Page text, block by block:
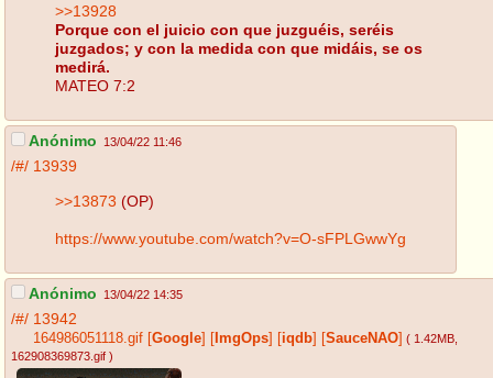
>>13928
Porque con el juicio con que juzguéis, seréis
juzgados; y con la medida con que midáis, se os
medirá.
MATEO 7:2
Anónimo 13/04/22 11:46
/#/ 13939
>>13873 (OP)
https://www.youtube.com/watch?v=O-sFPLGwwYg
Anónimo 13/04/22 14:35
/#/ 13942
164986051118.gif Google ImgOps iqdb SauceNAO ( 1.42MB
162908369873.gif )